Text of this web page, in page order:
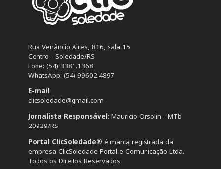
Rua Venâncio Aires, 816, sala 15
Centro - Soledade/RS
Fone: (54) 3381.1368
WhatsApp: (54) 99602.4897
E-mail
clicsoledade@gmail.com
Jornalista Responsável: Mauricio Orsolin - MTb
20929/RS
Portal ClicSoledade® é marca registrada da
empresa ClicSoledade Portal e Comunicação Ltda.
Todos os Direitos Reservados